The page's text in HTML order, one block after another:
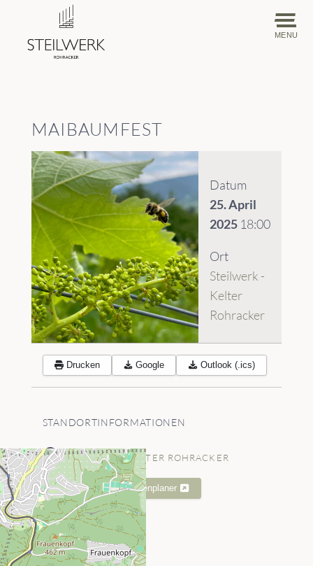
MENU
MAIBAUMFEST
Datum
25. April
2025 18:00
Ort
Steilwerk -
Kelter
Rohracker
Drucken Google Outlook (.ics)
STANDORTINFORMATIONEN
STEILWERK - KELTER ROHRACKER
Karte Routenplaner